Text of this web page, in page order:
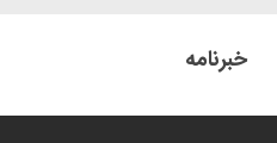
خبرنامه